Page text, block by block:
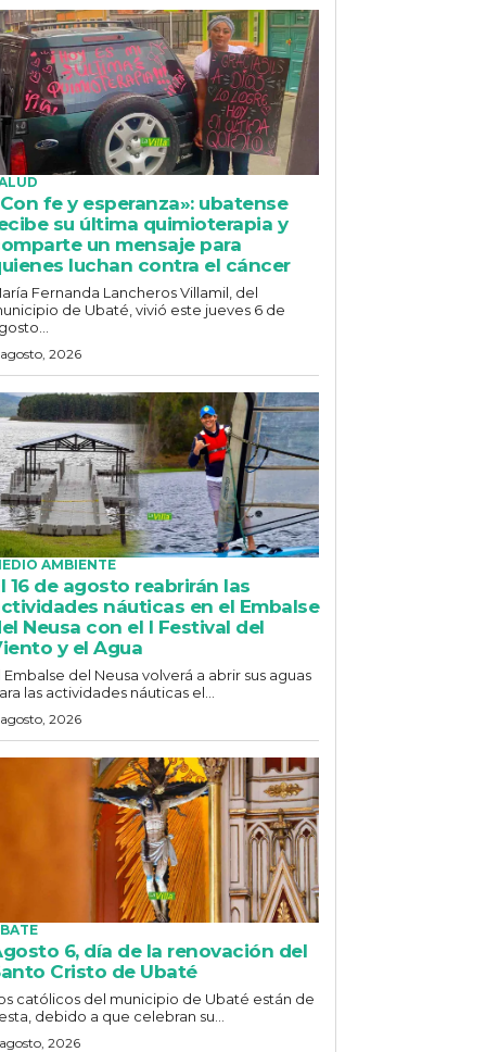
fe y esperanza»: ubatense
su última quimioterapia y
un mensaje para
luchan contra el cáncer
Fernanda Lancheros Villamil, del
de Ubaté, vivió este jueves 6 de
2026
AMBIENTE
16 de agosto reabrirán las
náuticas en el Embalse
Neusa con el I Festival del
y el Agua
Embalse del Neusa volverá a abrir sus aguas
las actividades náuticas el...
2026
6, día de la renovación del
Cristo de Ubaté
católicos del municipio de Ubaté están de
debido a que celebran su...
2026